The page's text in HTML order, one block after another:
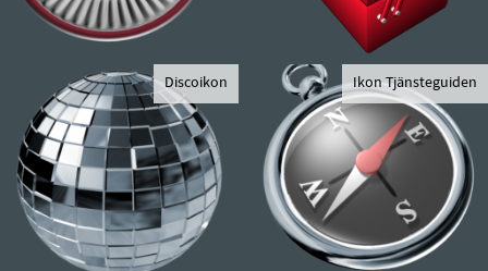
Discoikon Ikon Tjänsteguiden